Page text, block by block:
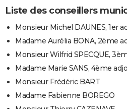
Liste des conseillers
Monsieur Michel DAUNES, 1er
Madame Aurélia BONA, 2ème
Monsieur Wilfrid SPECQUE,
Madame Marie SANS, 4ème
Monsieur Frédéric BART
Madame Fabienne BOREGO